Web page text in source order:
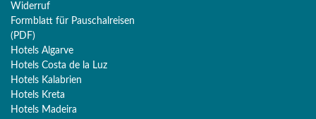
Widerruf
Formblatt für Pauschalreisen
(PDF)
Hotels Algarve
Hotels Costa de la Luz
Hotels Kalabrien
Hotels Kreta
Hotels Madeira